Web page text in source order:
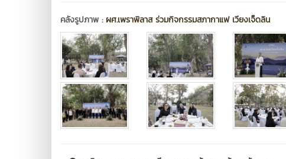
คลังรูปภาพ : ผศ.เพราพิลาส ร่วมกิจกรรมสภากาแฟ เวียงเจ็ดลิน